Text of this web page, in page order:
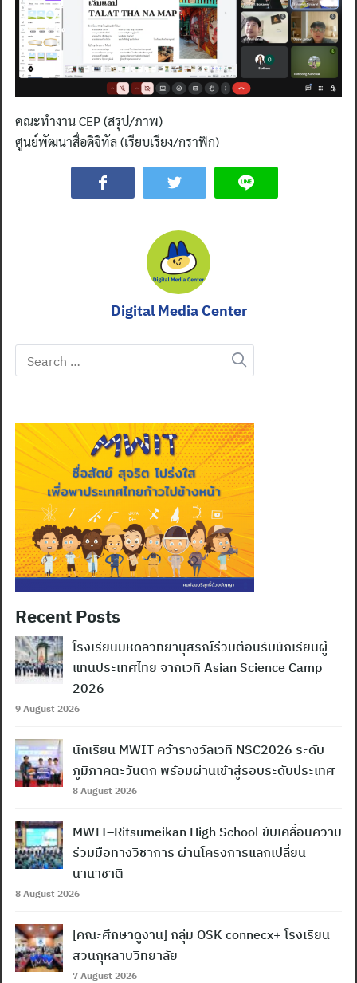
คณะทำงาน CEP (สรุป/ภาพ)
ศูนย์พัฒนาสื่อดิจิทัล (เรียบเรียง/กราฟิก)
Digital Media Center
Search
for:
Recent Posts
โรงเรียนมหิดลวิทยานุสรณ์ร่วมต้อนรับนักเรียนผู้
แทนประเทศไทย จากเวที Asian Science Camp
2026
9 August 2026
นักเรียน MWIT คว้ารางวัลเวที NSC2026 ระดับ
ภูมิภาคตะวันตก พร้อมผ่านเข้าสู่รอบระดับประเทศ
8 August 2026
MWIT–Ritsumeikan High School ขับเคลื่อนความ
ร่วมมือทางวิชาการ ผ่านโครงการแลกเปลี่ยน
นานาชาติ
8 August 2026
[คณะศึกษาดูงาน] กลุ่ม OSK connecx+ โรงเรียน
สวนกุหลาบวิทยาลัย
7 August 2026